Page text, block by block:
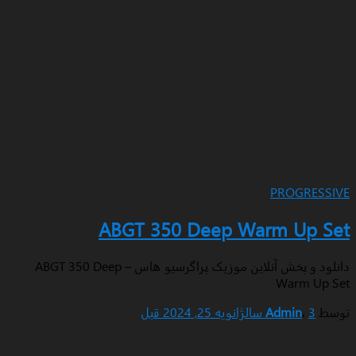
ABGT 350 Deep Warm
دانلود و پخش آنلاین موزیک پراگرسیو هاس – ABGT 350 Deep
ژانویه 25, 2024 قبل